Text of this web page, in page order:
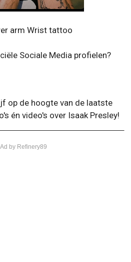
arm Wrist tattoo
Sociale Media profielen?
op de hoogte van de laatste
én video's over Isaak Presley!
by Refinery89